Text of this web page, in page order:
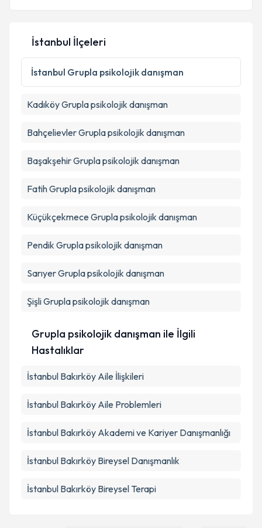
İstanbul İlçeleri
İstanbul Grupla psikolojik danışman
KadıköyGrupla psikolojik danışman
BahçelievlerGrupla psikolojik danışman
BaşakşehirGrupla psikolojik danışman
FatihGrupla psikolojik danışman
Küçükçekmece Grupla psikolojik danışman
Pendik Grupla psikolojik danışman
SarıyerGrupla psikolojik danışman
ŞişliGrupla psikolojik danışman
Grupla psikolojik danışman ile İlgili
Hastalıklar
İstanbul Bakırköy Aile İlişkileri
İstanbul Bakırköy Aile Problemleri
İstanbul Bakırköy Akademi ve Kariyer Danışmanlığı
İstanbul Bakırköy Bireysel Danışmanlık
İstanbul Bakırköy Bireysel Terapi